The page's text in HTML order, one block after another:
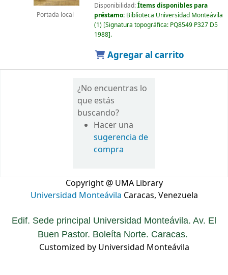
Portada local
Disponibilidad:Ítems disponibles para
préstamo: Biblioteca Universidad Monteávila
(1) Signatura topográfica: PQ8549 P327 D5
1988 .
Agregar al carrito
¿No encuentras lo
que estás
buscando?
Hacer una
sugerencia de
compra
Copyright @ UMA Library
Universidad Monteávila Caracas, Venezuela
Edif. Sede principal Universidad Monteávila. Av. El
Buen Pastor. Boleíta Norte. Caracas.
Customized by Universidad Monteávila